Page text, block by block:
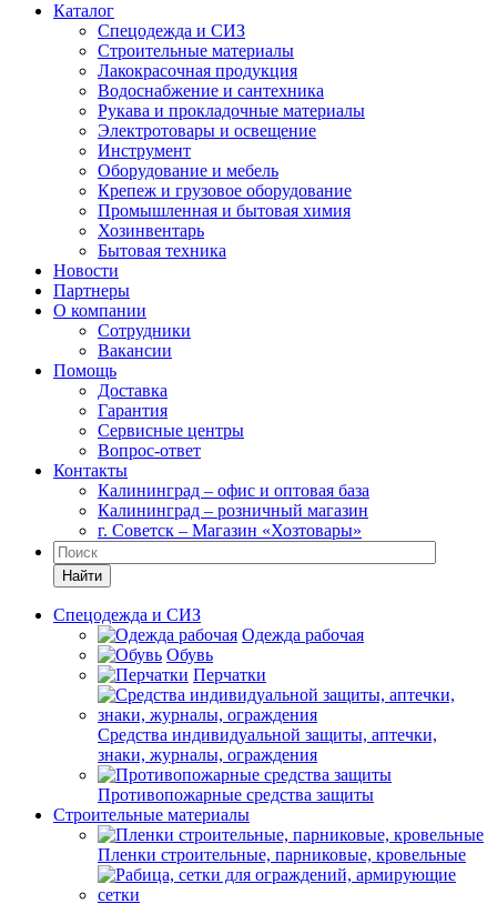
Каталог
Спецодежда и СИЗ
Строительные материалы
Лакокрасочная продукция
Водоснабжение и сантехника
Рукава и прокладочные материалы
Электротовары и освещение
Инструмент
Оборудование и мебель
Крепеж и грузовое оборудование
Промышленная и бытовая химия
Хозинвентарь
Бытовая техника
Новости
Партнеры
О компании
Сотрудники
Вакансии
Помощь
Доставка
Гарантия
Сервисные центры
Вопрос-ответ
Контакты
Калининград – офис и оптовая база
Калининград – розничный магазин
г. Советск – Магазин «Хозтовары»
Найти
Спецодежда и СИЗ
Одежда рабочая
Обувь
Перчатки
Средства индивидуальной защиты, аптечки,
знаки, журналы, ограждения
Противопожарные средства защиты
Строительные материалы
Пленки строительные, парниковые, кровельные